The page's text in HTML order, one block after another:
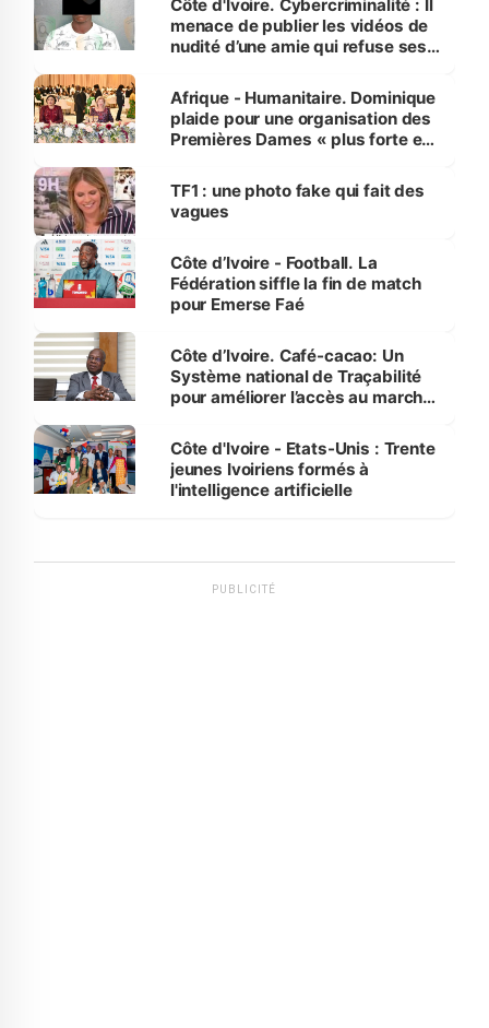
Côte d'Ivoire. Cybercriminalité : Il
menace de publier les vidéos de
nudité d’une amie qui refuse ses
Afrique - Humanitaire. Dominique
plaide pour une organisation des
Premières Dames « plus forte et
sur la scène internationale »
TF1 : une photo fake qui fait des
vagues
Côte d’Ivoire - Football. La
Fédération siffle la fin de match
pour Emerse Faé
Côte d’Ivoire. Café-cacao: Un
Système national de Traçabilité
pour améliorer l’accès au marché
Côte d'Ivoire - Etats-Unis : Trente
jeunes Ivoiriens formés à
l'intelligence artificielle
PUBLICITÉ